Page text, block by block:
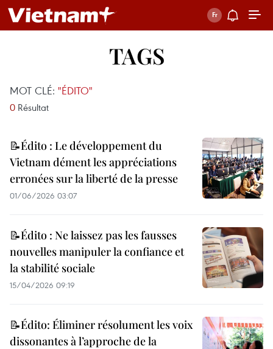
TAGS
MOT CLÉ: "ÉDITO"
0 Résultat
📝Édito : Le développement du
Vietnam dément les appréciations
erronées sur la liberté de la presse
01/06/2026 03:07
📝Édito : Ne laissez pas les fausses
nouvelles manipuler la confiance et
la stabilité sociale
15/04/2026 09:19
📝Édito: Éliminer résolument les voix
dissonantes à l’approche de la